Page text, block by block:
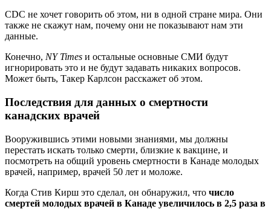
CDC не хочет говорить об этом, ни в одной стране мира. Они
также не скажут нам, почему они не показывают нам эти
данные.
Конечно, NY Times и остальные основные СМИ будут
игнорировать это и не будут задавать никаких вопросов.
Может быть, Такер Карлсон расскажет об этом.
Последствия для данных о смертности
канадских врачей
Вооружившись этими новыми знаниями, мы должны
перестать искать только смерти, близкие к вакцине, и
посмотреть на общий уровень смертности в Канаде молодых
врачей, например, врачей 50 лет и моложе.
Когда Стив Кирш это сделал, он обнаружил, что число
смертей молодых врачей в Канаде увеличилось в 2,5 раза в